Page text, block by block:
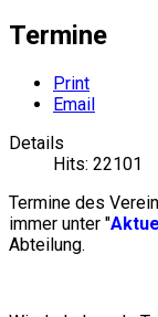
Termine
Print
Email
Details
Hits: 22101
Termine des
immer unter "
Abteilung.